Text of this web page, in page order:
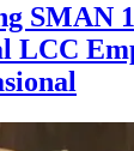
SMAN
LCC